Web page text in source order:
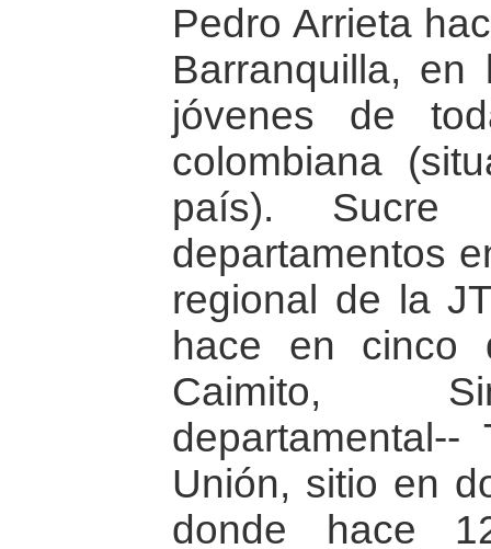
Pedro Arrieta
Barranquilla,
jóvenes de
colombiana
país).
departamentos
regional de la
hace en cinco
Caimito,
Unión, sitio en
donde hace